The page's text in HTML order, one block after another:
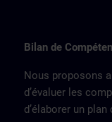
Bilan de
Nous proposons
d’évaluer les
d’élaborer un